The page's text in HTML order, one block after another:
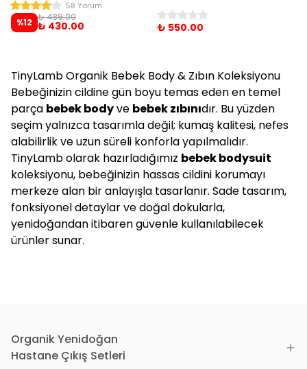
58 Yorum
%12 ₺ 489.00
₺ 430.00 ₺ 550.00
TinyLamb Organik Bebek Body & Zıbın Koleksiyonu
Bebeğinizin cildine gün boyu temas eden en temel
parça bebek bodyve bebek zıbınıdır. Bu yüzden
seçim yalnızca tasarımla değil; kumaş kalitesi, nefes
alabilirlik ve uzun süreli konforla yapılmalıdır.
TinyLamb olarak hazırladığımız bebek bodysuit
koleksiyonu, bebeğinizin hassas cildini korumayı
merkeze alan bir anlayışla tasarlanır. Sade tasarım,
fonksiyonel detaylar ve doğal dokularla,
yenidoğandan itibaren güvenle kullanılabilecek
ürünler sunar.
cilt bariyeri henüz tam gelişmemiş bebekler için,
doğru kumaş seçimi büyük önem taşır. Bu nedenle
Organik Yenidoğan
Hastane Çıkış Setleri